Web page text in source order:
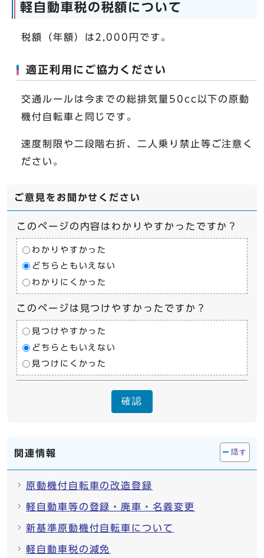
軽自動車税の税額について
税額（年額）は2,000円です。
適正利用にご協力ください
交通ルールは今までの総排気量50cc以下の原動
機付自転車と同じです。
速度制限や二段階右折、二人乗り禁止等ご注意く
ださい。
ご意見をお聞かせください
このページの内容はわかりやすかったですか？
わかりやすかった
どちらともいえない
わかりにくかった
このページは見つけやすかったですか？
見つけやすかった
どちらともいえない
見つけにくかった
確認
関連情報 隠す
原動機付自転車の改造登録
軽自動車等の登録・廃車・名義変更
新基準原動機付自転車について
軽自動車税の減免